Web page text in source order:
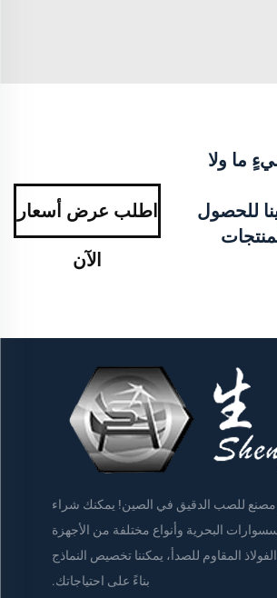
ما ولا
للحصول
اطلب عرض أسعار
الآن
للصب الدقيق في الصين! يمكنك شراء
البحرية وأنواع مختلفة من الأجهزة
المقاوم للصدأ، يمكننا تخصيص النماذج
بناءً على احتياجاتك.